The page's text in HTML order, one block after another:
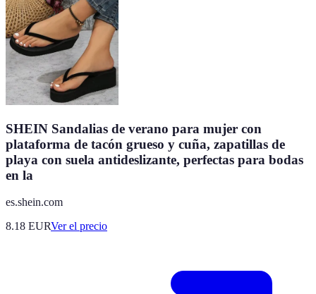
SHEIN Sandalias de verano para mujer con
plataforma de tacón grueso y cuña, zapatillas de
playa con suela antideslizante, perfectas para bodas
en la
es.shein.com
8.18 EURVer el precio